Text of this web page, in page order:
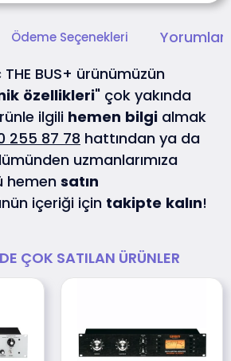
Ödeme Seçenekleri
BUS+ ürünümüzün
özellikleri" çok yakında
ilgili hemen bilgi almak
255 87 78 hattından ya da
uzmanlarımıza
hemen satın
içeriği için takipte kalın!
ÇOK SATILAN ÜRÜNLER